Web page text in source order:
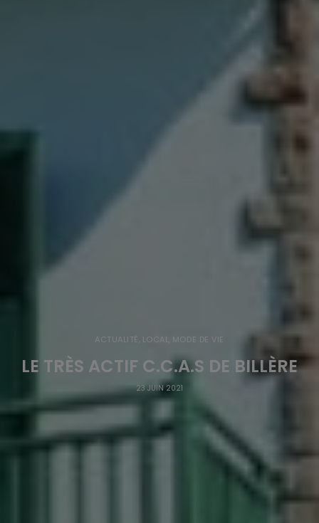
ACTUALITÉ LOCAL MODE DE VIE
LE TRÈS ACTIF C.C.A.S DE BILLÈRE
23 JUIN 2021